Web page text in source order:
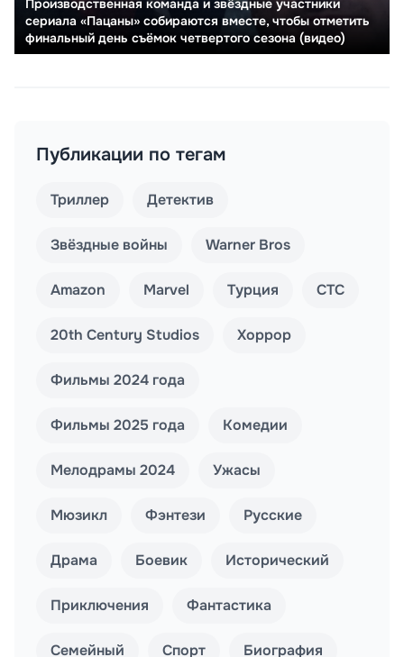
Производственная команда и звёздные участники
сериала «Пацаны» собираются вместе, чтобы отметить
финальный день съёмок четвертого сезона (видео)
Публикации по тегам
Триллер Детектив
Звёздные войны Warner Bros
Amazon Marvel Турция СТС
20th Century Studios Хоррор
Фильмы 2024 года
Фильмы 2025 года Комедии
Мелодрамы 2024 Ужасы
Мюзикл Фэнтези Русские
Драма Боевик Исторический
Приключения Фантастика
Семейный Спорт Биография